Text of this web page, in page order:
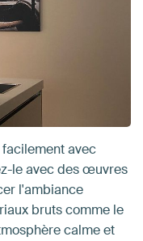
avec
le avec des œuvres
l'ambiance
bruts comme le
calme et